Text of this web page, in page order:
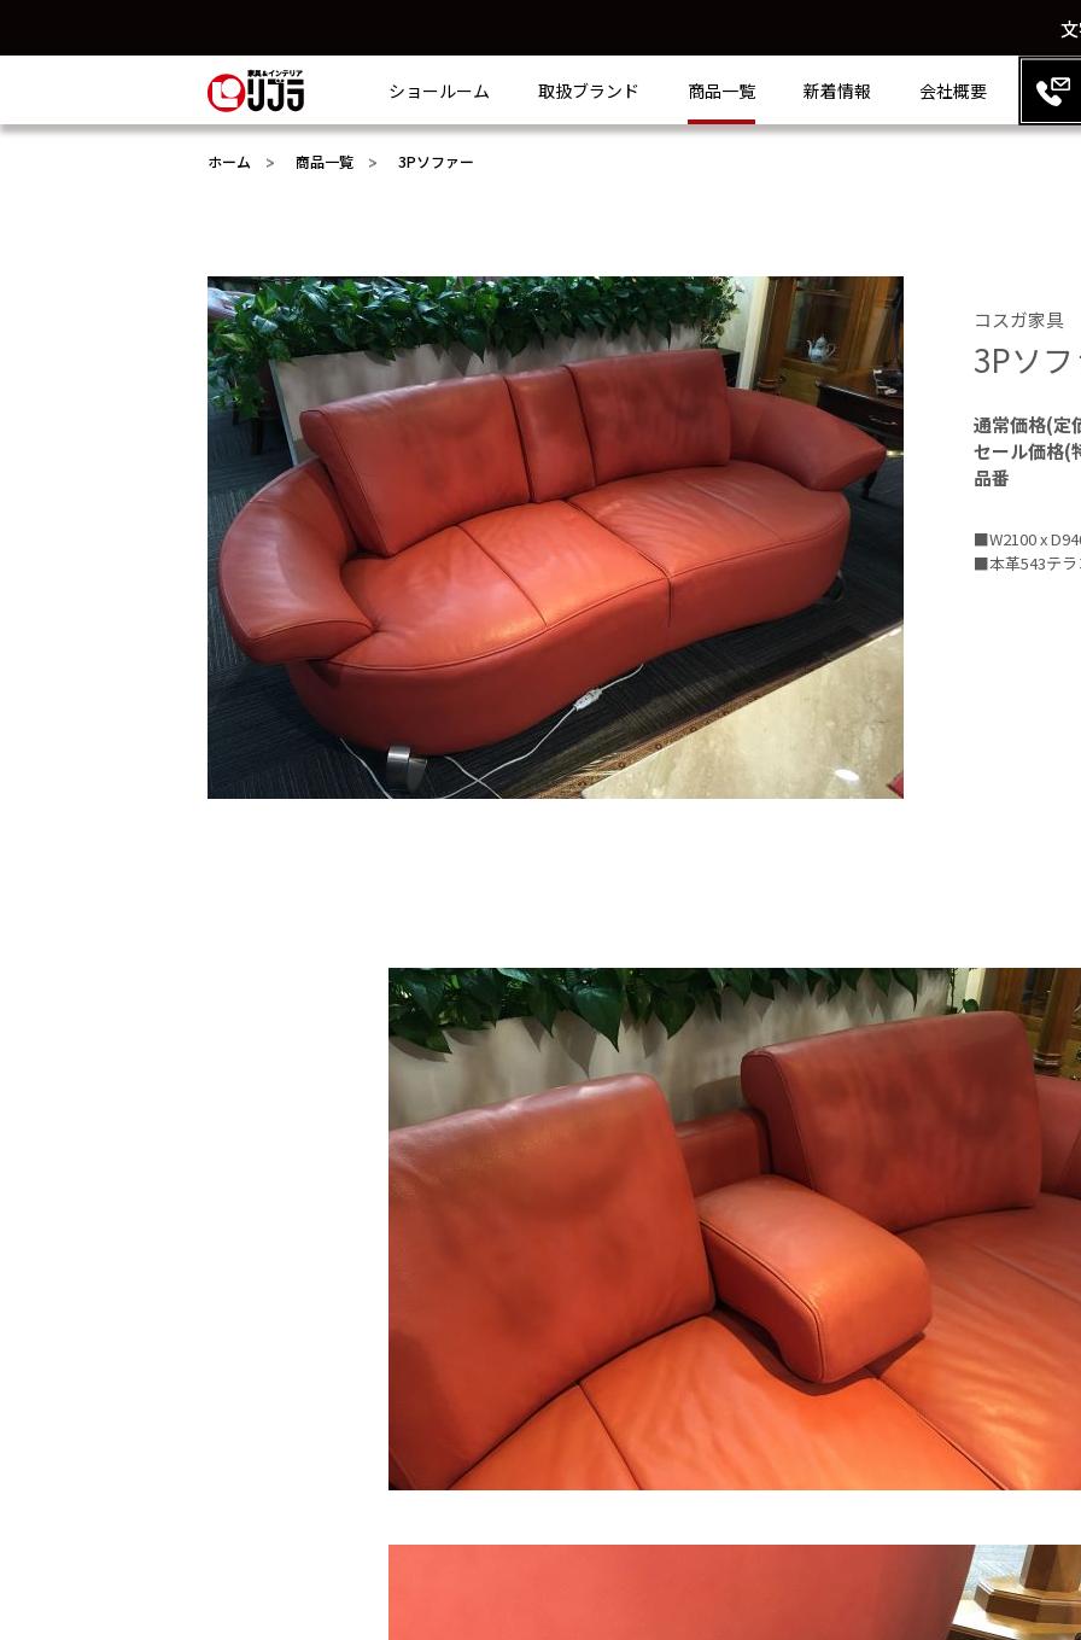
ショールーム 取扱ブランド 商品一覧 新着情報 会社概要
ホーム 商品一覧 3Pソファー
コスガ家具
3Pソ
通常価格(定
セール価格(
品番
■W2100 x
■本革543テラ